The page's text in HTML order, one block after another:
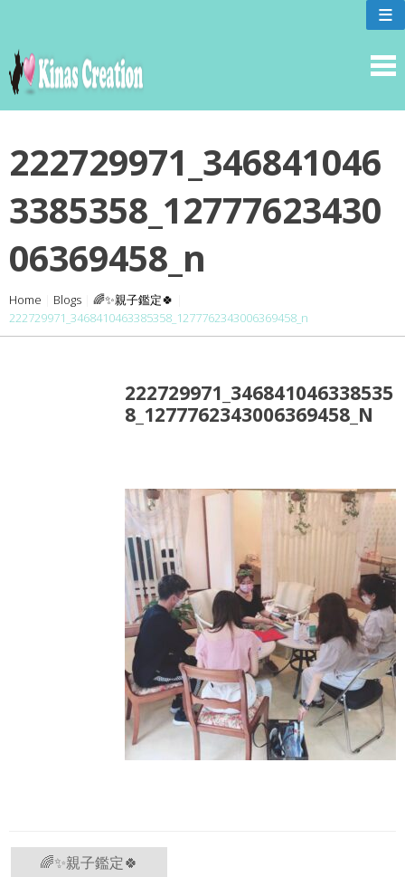
content
≡
222729971_346841046
3385358_12777623430
06369458_n
Home Blogs 🌈✨親子鑑定🍀
222729971_3468410463385358_1277762343006369458_n
222729971_346841046338535
8_1277762343006369458_N
🌈✨親子鑑定🍀